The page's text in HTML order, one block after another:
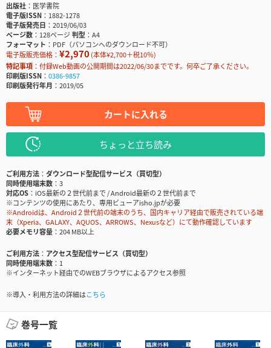
出版社
医学書院
電子版ISSN
1882-1278
電子版発売日
2019/06/03
ページ数
128ページ判型
A4
フォーマット
PDF（パソコンへのダウンロード不可）
電子版販売価格： ¥2,970(本体¥2,700＋税10％)
特記事項
付録Web動画の公開期間は2022/06/30までです。何卒ご了承ください。
印刷版ISSN
0386-9857
印刷版発行年月
2019/05
カートに入れる
ちょっと立ち読み
ご利用方法
ダウンロード型配信サービス（買切型）
同時使用端末数
3
対応OS
iOS最新の２世代前まで / Android最新の２世代前まで
※コンテンツの使用にあたり、専用ビューアisho.jpが必要
※Androidは、Android２世代前の端末のうち、国内キャリア経由で販売されている端
末（Xperia、GALAXY、AQUOS、ARROWS、Nexusなど）にて動作確認しています
必要メモリ容量
204 MB以上
ご利用方法
アクセス型配信サービス（買切型）
同時使用端末数
1
※インターネット経由でのWEBブラウザによるアクセス参照
※導入・利用方法の詳細はこちら
巻号一覧